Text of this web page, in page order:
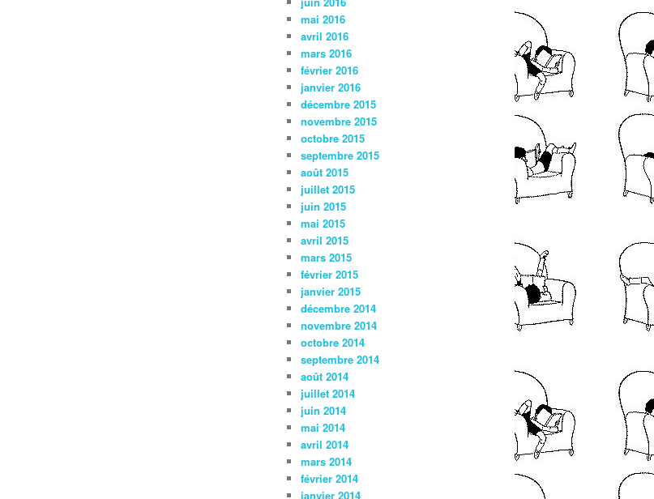
mai 2016
avril 2016
mars 2016
février 2016
janvier 2016
décembre 2015
novembre 2015
octobre 2015
septembre 2015
août 2015
juillet 2015
juin 2015
mai 2015
avril 2015
mars 2015
février 2015
janvier 2015
décembre 2014
novembre 2014
octobre 2014
septembre 2014
août 2014
juillet 2014
juin 2014
mai 2014
avril 2014
mars 2014
février 2014
janvier 2014